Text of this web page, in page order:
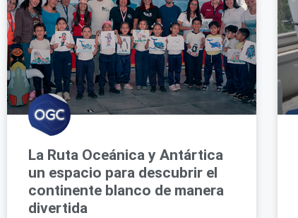
La Ruta Oceánica y Antártica
un espacio para descubrir el
continente blanco de manera
divertida